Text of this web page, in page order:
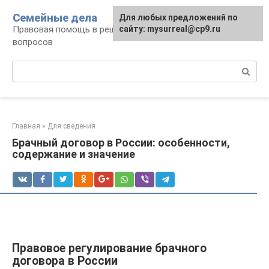
контенту
Семейные дела
Правовая помощь в решении семейных
вопросов
Главная » Для сведения
Брачный договор в России: особенности,
содержание и значение
Правовое регулирование брачного
договора в России
Для любых предложений по
сайту: mysurreal@cp9.ru